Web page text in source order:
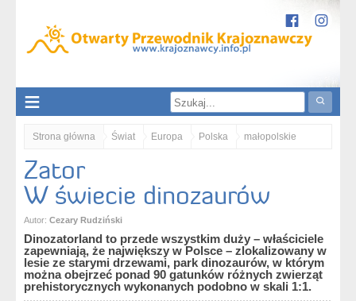
Strona główna Świat Europa Polska małopolskie
Ziemia Krakowska
Zator
W świecie dinozaurów
Autor: Cezary Rudziński
Dinozatorland to przede wszystkim duży – właściciele
zapewniają, że największy w Polsce – zlokalizowany w
lesie ze starymi drzewami, park dinozaurów, w którym
można obejrzeć ponad 90 gatunków różnych zwierząt
prehistorycznych wykonanych podobno w skali 1:1.